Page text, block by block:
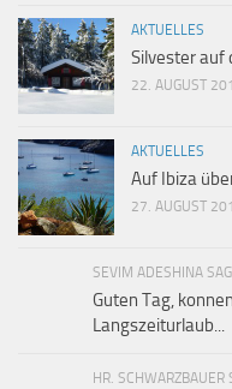
AKTUELLES
Silvester auf
22. AUGUST
AKTUELLES
Auf Ibiza
27. AUGUST
SEVIM ADESHINA
Guten Tag,
Langszeiturlaub...
HR. SCHWARZBAUER